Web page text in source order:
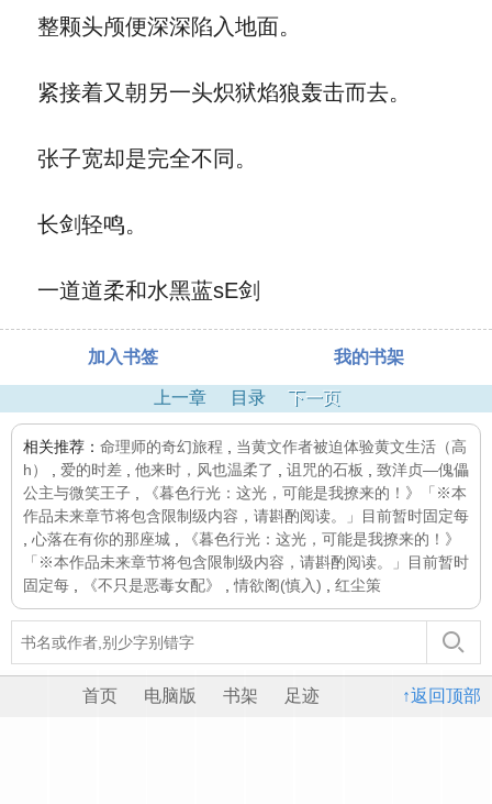
整颗头颅便深深陷入地面。
紧接着又朝另一头炽狱焰狼轰击而去。
张子宽却是完全不同。
长剑轻鸣。
一道道柔和水黑蓝sE剑
加入书签 我的书架
上一章 目录 下一页
相关推荐： 命理师的奇幻旅程
当黄文作者被迫体验黄文生活（高
h）
爱的时差 他来时，风也温柔了 诅咒的石板
致洋贞—傀儡
公主与微笑王子
《暮色行光：这光，可能是我撩来的！》「※本
作品未来章节将包含限制级内容，请斟酌阅读。」目前暂时固定每
心落在有你的那座城
《暮色行光：这光，可能是我撩来的！》
「※本作品未来章节将包含限制级内容，请斟酌阅读。」目前暂时
固定每
《不只是恶毒女配》 ,情欲阁(慎入) 红尘策
↑返回顶部
首页 电脑版 书架 足迹